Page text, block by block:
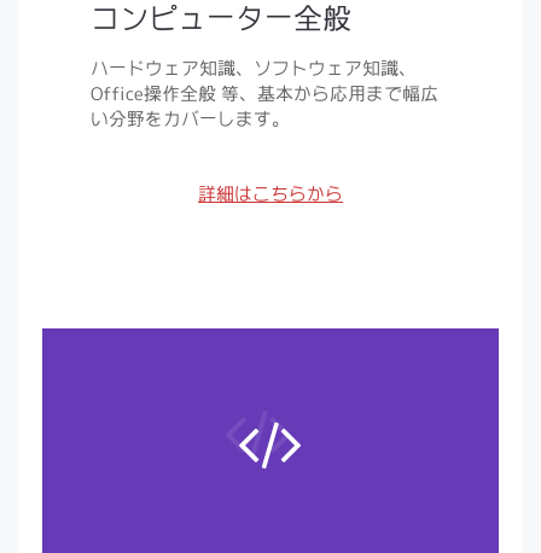
コンピューター全般
ハードウェア知識、ソフトウェア知識、
Office操作全般 等、基本から応用まで幅広
い分野をカバーします。
詳細はこちらから